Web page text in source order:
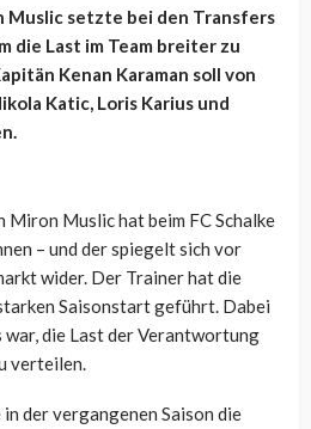
Muslic setzte bei den Transfers
die Last im Team breiter zu
Kenan Karaman soll von
Katic, Loris Karius und
Muslic hat beim FC Schalke
– und der spiegelt sich vor
wider. Der Trainer hat die
Saisonstart geführt. Dabei
die Last der Verantwortung
verteilen.
in der vergangenen Saison die